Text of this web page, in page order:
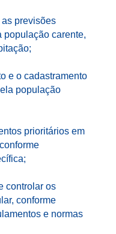
previsões
população carente,
e o cadastramento
população
prioritários em
controlar os
conforme
e normas